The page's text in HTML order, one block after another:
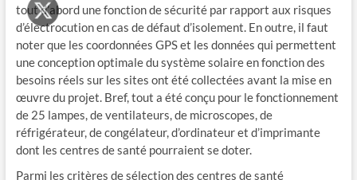
tout d’abord une fonction de sécurité par rapport aux risques
d’électrocution en cas de défaut d’isolement. En outre, il faut
noter que les coordonnées GPS et les données qui permettent
une conception optimale du système solaire en fonction des
besoins réels sur les sites ont été collectées avant la mise en
œuvre du projet. Bref, tout a été conçu pour le fonctionnement
de 25 lampes, de ventilateurs, de microscopes, de
réfrigérateur, de congélateur, d’ordinateur et d’imprimante
dont les centres de santé pourraient se doter.
Parmi les critères de sélection des centres de santé